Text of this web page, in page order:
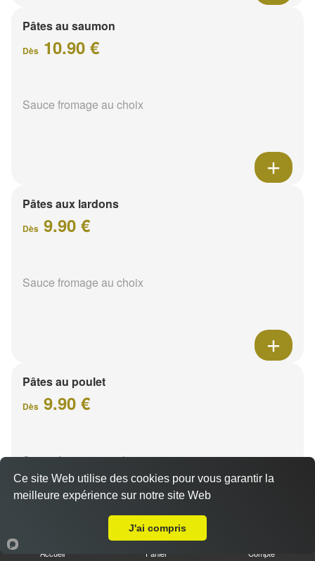
Pâtes au saumon
Dès 10.90 €
Sauce fromage au choix
Pâtes aux lardons
Dès 9.90 €
Sauce fromage au choix
Pâtes au poulet
Dès 9.90 €
Sauce fromage au choix
Accueil Panier Compte
Ce site Web utilise des cookies pour vous garantir la
meilleure expérience sur notre site Web
J'ai compris